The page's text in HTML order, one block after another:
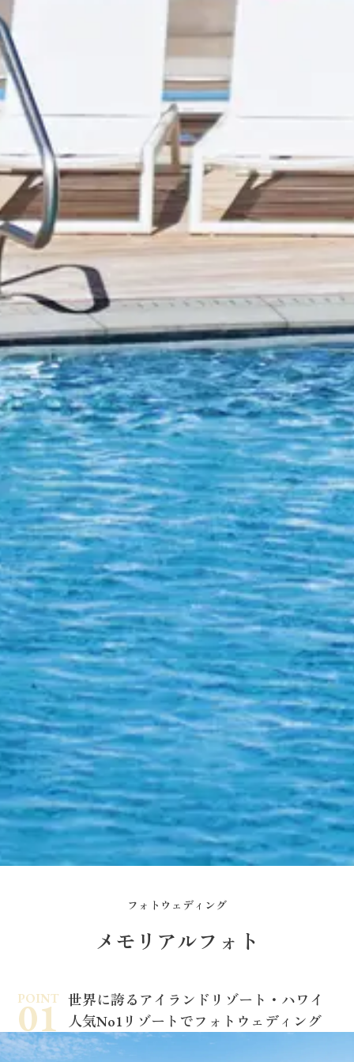
フォトウェディング
メモリアルフォト
POINT 世界に誇るアイランドリゾート・ハワイ
人気No1リゾートでフォトウェディング